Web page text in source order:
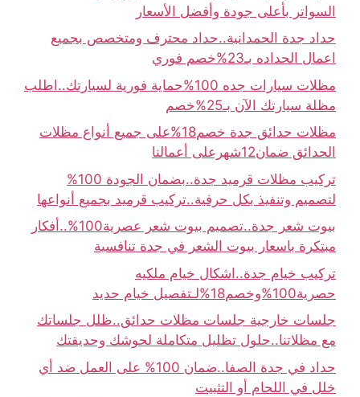
السواتر بأعلى جودة وأفضل الأسعار
حداد جدة الحمدانية..حداد محترف ومتخصص بجميع
اعمال الحداده بـ23%خصم فوري
مظلات سيارات جده 100%حماية فورية لسيارتك..اطلب
مظلة سيارتك الآن بـ25%خصم
مظلات حدائق جدة خصم18%على جميع أنواع مظلات
الحدائق ضمان12شهرعلى أعمالنا
تركيب مظلات قرميد جدة..بضمان الجودة 100%
لتصميم وتنفيذ بكل حرفية..تركيب قرميد بجميع أنواعها
بيوت شعر جدة..تصميم بيوت شعر عصرية100%..أفكار
مبتكرة باسعار بيوت الشعر في جدة تنافسية
تركيب خيام جدة..اشكال خيام ملكيه
حصرية100%وخصم18%لـتفصيل خيام حديد
جلسات خارجية جلسات مظلات حدائق..ظلل جلساتك
مع مظلاتنا..حلول تظليل متكاملة لحوشك وحديقتك
حداد في جدة الصفا..ضمان 100% على العمل ضد أي
خلل في اللحام أو التثبيت